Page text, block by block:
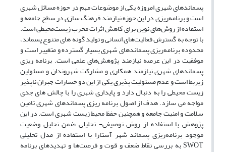
‌‌پسماندهای شهری امروزه یکی از موضوعات مهم در حوزه مسائل شهری
است و برنامه‌ریزی در این حوزه نیازمند فرهنگ سازی در سطح جامعه و
استفاده از روش‌های نوین برای کاهش اثرات مخرب زیست‌محیطی است.
با توجه به گسترش فعالیت‌های انسانی و تولید گونه های متنوع پسماند،
محدوده برنامه‌ریزی پسماندهای شهری بسیار گسترده و متغییر است و
موفقیت در این عرصه نیازمند پژوهش‌های علمی است. برنامه ریزی
پسماندهای شهری نیازمند همکاری و مشارکت شهروندان و مسئولین
زیربط است و عدم مسئولیت پذیری یکی از این دو خسارات جبران ناپذیر
زیست محیطی را به دنبال دارد و پایداری شهری را با چالش های جدی
مواجه می سازد. هدف از اصول برنامه ریزی پسماندهای شهری تامین
سلامت و امنیت جامعه و همچنین حفظ محیط زیست شهری است. در این
پژوهش با استفاده از روش توصیفی- تحلیلی ضمن تحلیل وضعیت
موجود برنامه‌ریزی پسماند شهر آستارا با استفاده از مدل تحلیلی
SWOT به بررسی نقاط ضعف و قوت و فرصت‌ها و تهدید‌های برنامه